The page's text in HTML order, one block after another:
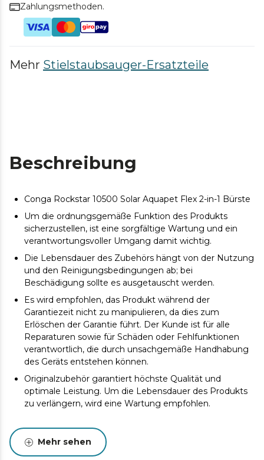
Zahlungsmethoden.
Mehr Stielstaubsauger-Ersatzteile
Beschreibung
Conga Rockstar 10500 Solar Aquapet Flex 2-in-1 Bürste
Um die ordnungsgemäße Funktion des Produkts
sicherzustellen, ist eine sorgfältige Wartung und ein
verantwortungsvoller Umgang damit wichtig.
Die Lebensdauer des Zubehörs hängt von der Nutzung
und den Reinigungsbedingungen ab; bei
Beschädigung sollte es ausgetauscht werden.
Es wird empfohlen, das Produkt während der
Garantiezeit nicht zu manipulieren, da dies zum
Erlöschen der Garantie führt. Der Kunde ist für alle
Reparaturen sowie für Schäden oder Fehlfunktionen
verantwortlich, die durch unsachgemäße Handhabung
des Geräts entstehen können.
Originalzubehör garantiert höchste Qualität und
optimale Leistung. Um die Lebensdauer des Produkts
zu verlängern, wird eine Wartung empfohlen.
Mehr sehen